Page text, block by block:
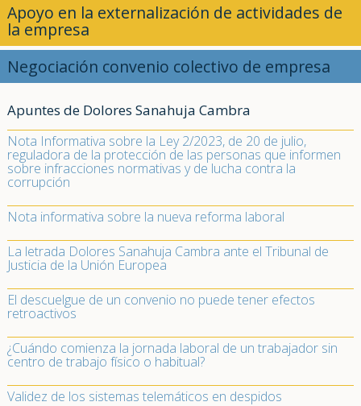
Apoyo en la externalización de actividades de
la empresa
Negociación convenio colectivo de empresa
Apuntes de Dolores Sanahuja Cambra
Nota Informativa sobre la Ley 2/2023, de 20 de julio,
reguladora de la protección de las personas que informen
sobre infracciones normativas y de lucha contra la
corrupción
Nota informativa sobre la nueva reforma laboral
La letrada Dolores Sanahuja Cambra ante el Tribunal de
Justicia de la Unión Europea
El descuelgue de un convenio no puede tener efectos
retroactivos
¿Cuándo comienza la jornada laboral de un trabajador sin
centro de trabajo físico o habitual?
Validez de los sistemas telemáticos en despidos